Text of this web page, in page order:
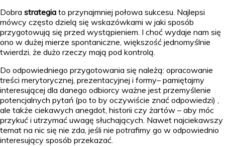
Dobra strategia to przynajmniej połowa sukcesu. Najlepsi
mówcy często dzielą się wskazówkami w jaki sposób
przygotowują się przed wystąpieniem. I choć wydaje nam się
ono w dużej mierze spontaniczne, większość jednomyślnie
twierdzi, że dużo rzeczy mają pod kontrolą.
Do odpowiedniego przygotowania się należą: opracowanie
treści merytorycznej, prezentacyjnej i formy– pamiętajmy
interesującej dla danego odbiorcy ważne jest przemyślenie
potencjalnych pytań (po to by oczywiście znać odpowiedzi) ,
ale także ciekawych anegdot, historii czy żartów – aby móc
przykuć i utrzymać uwagę słuchających. Nawet najciekawszy
temat na nic się nie zda, jeśli nie potrafimy go w odpowiednio
interesujący sposób przekazać.